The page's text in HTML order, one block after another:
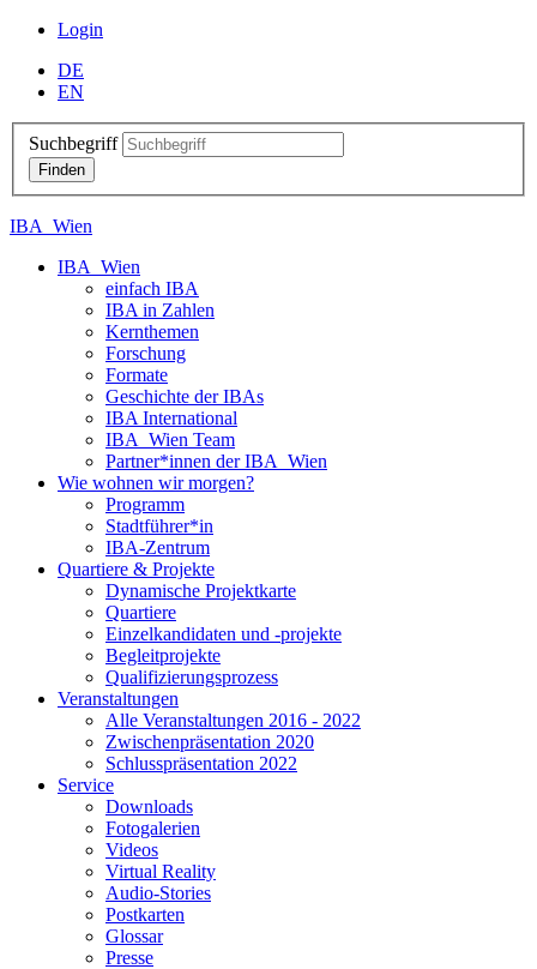
Login
DE
EN
Suchbegriff
IBA_Wien
IBA_Wien
einfach IBA
IBA in Zahlen
Kernthemen
Forschung
Formate
Geschichte der IBAs
IBA International
IBA_Wien Team
Partner*innen der IBA_Wien
Wie wohnen wir morgen?
Programm
Stadtführer*in
IBA-Zentrum
Quartiere & Projekte
Dynamische Projektkarte
Quartiere
Einzelkandidaten und -projekte
Begleitprojekte
Qualifizierungsprozess
Veranstaltungen
Alle Veranstaltungen 2016 - 2022
Zwischenpräsentation 2020
Schlusspräsentation 2022
Service
Downloads
Fotogalerien
Videos
Virtual Reality
Audio-Stories
Postkarten
Glossar
Presse